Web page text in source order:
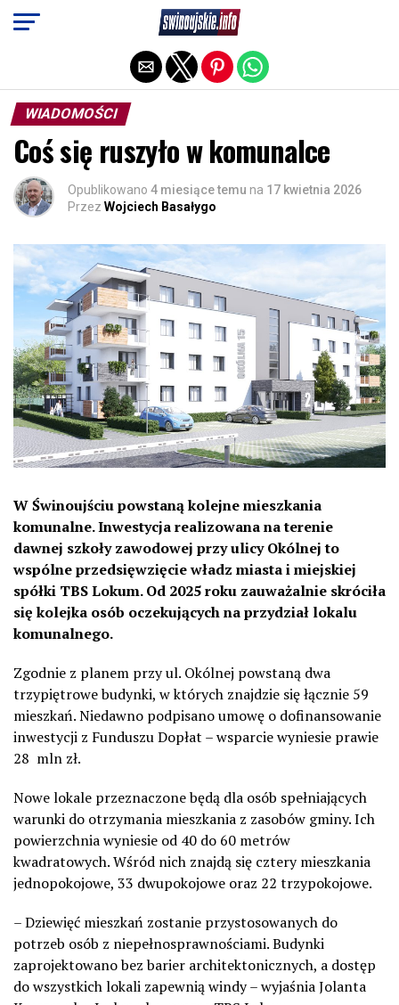
WIADOMOŚCI
Coś się ruszyło w komunalce
Opublikowano 4 miesiące temu na 17 kwietnia 2026
Przez Wojciech Basałygo
W Świnoujściu powstaną kolejne mieszkania
komunalne. Inwestycja realizowana na terenie
dawnej szkoły zawodowej przy ulicy Okólnej to
wspólne przedsięwzięcie władz miasta i miejskiej
spółki TBS Lokum. Od 2025 roku zauważalnie skróciła
się kolejka osób oczekujących na przydział lokalu
komunalnego.
Zgodnie z planem przy ul. Okólnej powstaną dwa
trzypiętrowe budynki, w których znajdzie się łącznie 59
mieszkań. Niedawno podpisano umowę o dofinansowanie
inwestycji z Funduszu Dopłat – wsparcie wyniesie prawie
28 mln zł.
Nowe lokale przeznaczone będą dla osób spełniających
warunki do otrzymania mieszkania z zasobów gminy. Ich
powierzchnia wyniesie od 40 do 60 metrów
kwadratowych. Wśród nich znajdą się cztery mieszkania
jednopokojowe, 33 dwupokojowe oraz 22 trzypokojowe.
– Dziewięć mieszkań zostanie przystosowanych do
potrzeb osób z niepełnosprawnościami. Budynki
zaprojektowano bez barier architektonicznych, a dostęp
do wszystkich lokali zapewnią windy – wyjaśnia Jolanta
Exit mobile version